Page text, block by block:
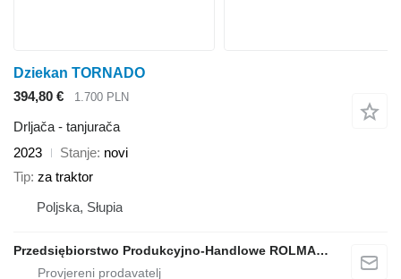
Dziekan TORNADO
394,80 €
1.700 PLN
Drljača - tanjurača
2023
Stanje novi
Tip za traktor
Poljska, Słupia
Przedsiębiorstwo Produkcyjno-Handlowe ROLMAPOL Marcin Dziekan